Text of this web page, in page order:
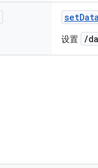
setData
设置 /